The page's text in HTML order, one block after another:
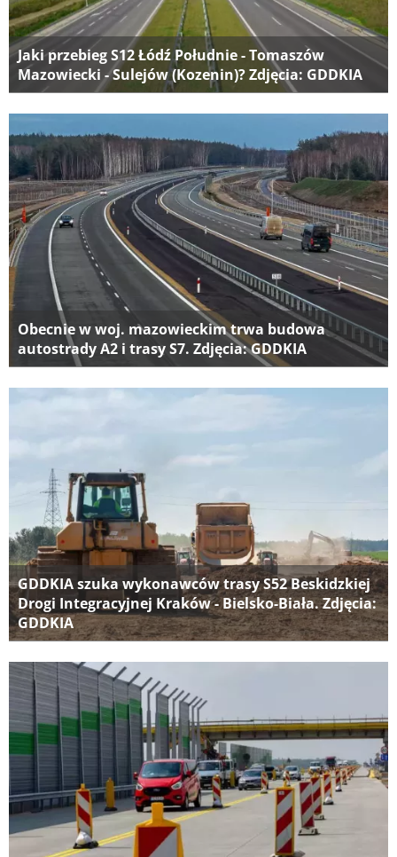
Jaki przebieg S12 Łódź Południe - Tomaszów
Mazowiecki - Sulejów (Kozenin)? Zdjęcia: GDDKIA
Obecnie w woj. mazowieckim trwa budowa
autostrady A2 i trasy S7. Zdjęcia: GDDKIA
GDDKIA szuka wykonawców trasy S52 Beskidzkiej
Drogi Integracyjnej Kraków - Bielsko-Biała. Zdjęcia:
GDDKIA